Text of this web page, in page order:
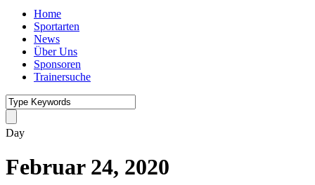
Home
Sportarten
News
Über Uns
Sponsoren
Trainersuche
Day
Februar 24, 2020